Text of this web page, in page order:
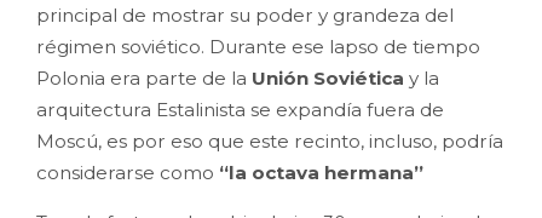
principal de mostrar su poder y grandeza del
régimen soviético. Durante ese lapso de tiempo
Polonia era parte de la Unión Soviética y la
arquitectura Estalinista se expandía fuera de
Moscú, es por eso que este recinto, incluso, podría
considerarse como “la octava hermana”